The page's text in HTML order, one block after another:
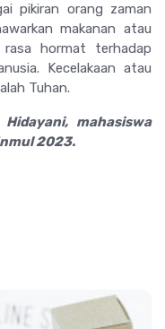
pikiran orang zaman
makanan atau
rasa hormat terhadap
Kecelakaan atau
Tuhan.
mahasiswa
2023.